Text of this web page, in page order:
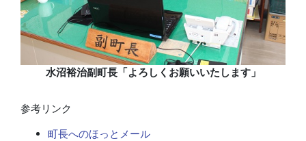
水沼裕治副町長「よろしくお願いいたします」
参考リンク
町長へのほっとメール